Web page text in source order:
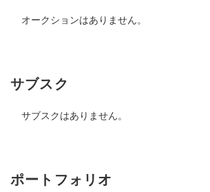
オークションはありません。
サブスク
サブスクはありません。
ポートフォリオ